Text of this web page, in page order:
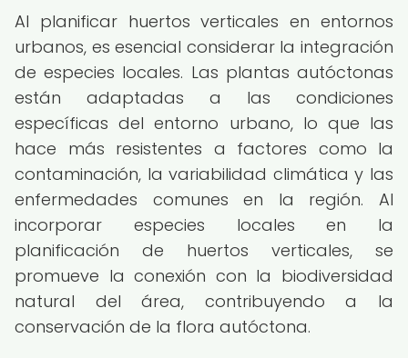
Al planificar huertos verticales en entornos
urbanos, es esencial considerar la integración
de especies locales. Las plantas autóctonas
están adaptadas a las condiciones
específicas del entorno urbano, lo que las
hace más resistentes a factores como la
contaminación, la variabilidad climática y las
enfermedades comunes en la región. Al
incorporar especies locales en la
planificación de huertos verticales, se
promueve la conexión con la biodiversidad
natural del área, contribuyendo a la
conservación de la flora autóctona.